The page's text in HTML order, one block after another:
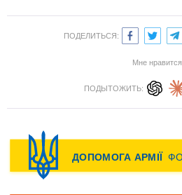
ПОДЕЛИТЬСЯ:
Мне нравится
ПОДЫТОЖИТЬ: